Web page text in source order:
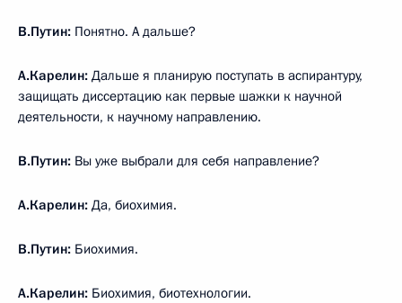
В.Путин: Понятно. А дальше?
А.Карелин: Дальше я планирую поступать в аспирантуру,
защищать диссертацию как первые шажки к научной
деятельности, к научному направлению.
В.Путин: Вы уже выбрали для себя направление?
А.Карелин: Да, биохимия.
В.Путин: Биохимия.
А.Карелин: Биохимия, биотехнологии.